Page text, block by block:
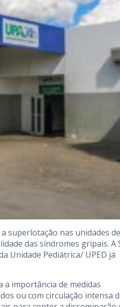
superlotação nas unidades de
das síndromes gripais. A
Unidade Pediátrica/ UPED já
importância de medidas
ou com circulação intensa